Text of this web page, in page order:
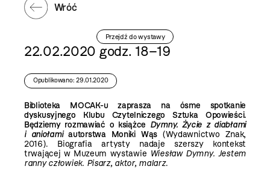
Wróć
Przejdź do wystawy
22.02.2020 godz. 18–19
Opublikowano: 29.01.2020
Biblioteka MOCAK-u zaprasza na ósme spotkanie
dyskusyjnego Klubu Czytelniczego Sztuka Opowieści.
Będziemy rozmawiać o książce Dymny. Życie z diabłami
i aniołamiautorstwa Moniki Wąs (Wydawnictwo Znak,
2016). Biografia artysty nadaje szerszy kontekst
trwającej w Muzeum wystawie Wiesław Dymny. Jestem
ranny człowiek. Pisarz, aktor, malarz.